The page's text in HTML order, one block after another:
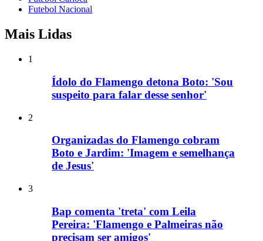
Futebol Nacional
Mais Lidas
1
Ídolo do Flamengo detona Boto: 'Sou
suspeito para falar desse senhor'
2
Organizadas do Flamengo cobram
Boto e Jardim: 'Imagem e semelhança
de Jesus'
3
Bap comenta 'treta' com Leila
Pereira: 'Flamengo e Palmeiras não
precisam ser amigos'